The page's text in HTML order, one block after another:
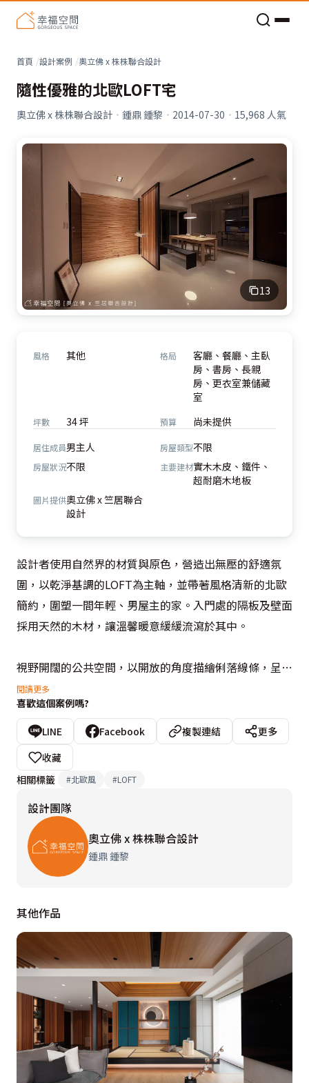
首頁 設計案例 奧立佛 x 株株聯合設計
隨性優雅的北歐LOFT宅
奧立佛 x 株株聯合設計 · 鍾鼎 鍾黎 · 2014-07-30 · 15,968 人氣
13
風格 其他 格局
客廳、餐廳、主臥
房、書房、長親
房、更衣室兼儲藏
室
坪數 34 坪 預算 尚未提供
居住成員男主人 房屋類型不限
房屋狀況不限 主要建材實木木皮、鐵件、
超耐磨木地板
圖片提供奧立佛 x 竺居聯合
設計
設計者使用自然界的材質與原色，營造出無壓的舒適氛
圍，以乾淨基調的LOFT為主軸，並帶著風格清新的北歐
簡約，圍塑一間年輕、男屋主的家。入門處的隔板及壁面
採用天然的木材，讓溫馨暖意緩緩流瀉於其中。
視野開闊的公共空間，以開放的角度描繪俐落線條，呈現
輕快明亮的節奏；恢弘的客廳用線與面的大面積處理，用
天然的木材去搭配石材來鋪陳電視面牆，呈現乾淨簡約的
當代風格。白色為基底的主臥室，則以低彩度的色調讓空
間舒展開來，烘托出臥眠的溫度，讓幸福的感動油然而
生。
閱讀更多
喜歡這個案例嗎?
LINE Facebook 複製連結
更多
收藏
相關標籤
#北歐風 #LOFT
設計團隊
奧立佛 x 株株聯合設計
鍾鼎 鍾黎
其他作品